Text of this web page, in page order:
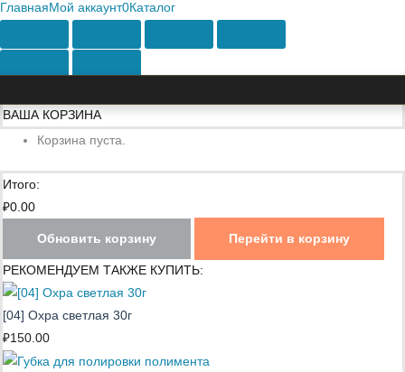
Главная Мой аккаунт0Каталог
ВАША КОРЗИНА
Корзина пуста.
Итого:
₽0.00
Обновить корзину Перейти в корзину
РЕКОМЕНДУЕМ ТАКЖЕ КУПИТЬ:
[04] Охра светлая 30г
₽150.00